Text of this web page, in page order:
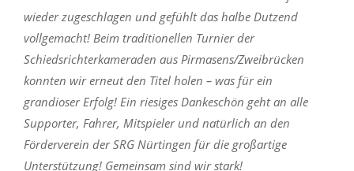
wieder zugeschlagen und gefühlt das halbe Dutzend
vollgemacht! Beim traditionellen Turnier der
Schiedsrichterkameraden aus Pirmasens/Zweibrücken
konnten wir erneut den Titel holen – was für ein
grandioser Erfolg! Ein riesiges Dankeschön geht an alle
Supporter, Fahrer, Mitspieler und natürlich an den
Förderverein der SRG Nürtingen für die großartige
Unterstützung! Gemeinsam sind wir stark!